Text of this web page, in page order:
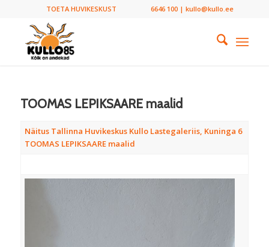
TOETA HUVIKESKUST 6646 100 | kullo@kullo.ee
TOOMAS LEPIKSAARE maalid
Näitus Tallinna Huvikeskus Kullo Lastegaleriis, Kuninga 6
TOOMAS LEPIKSAARE maalid